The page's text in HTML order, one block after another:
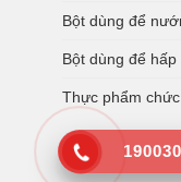
Bột dùng để
Bột dùng để hấp
Thực phẩm